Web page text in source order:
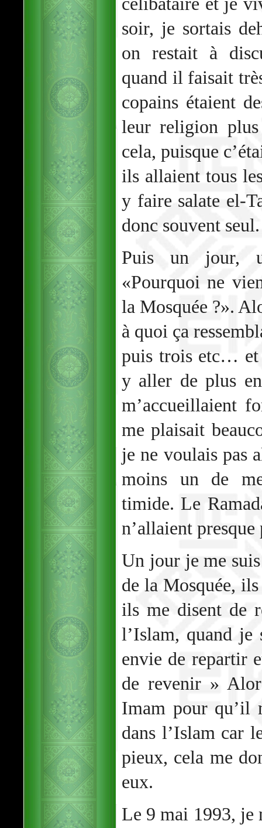
soir, je sortais
on restait à
quand il faisait
copains étaient
leur religion
cela, puisque
ils allaient tous
y faire salate el-
donc souvent seul.
Puis un jour,
«Pourquoi ne
la Mosquée ?».
à quoi ça
puis trois etc… et
y aller de plus
m’accueillaient
me plaisait
je ne voulais pas
moins un de
timide. Le
n’allaient
Un jour je me
de la Mosquée,
ils me disent de
l’Islam, quand je
envie de repartir
de revenir »
Imam pour qu’il
dans l’Islam car
pieux, cela me
eux.
Le 9 mai 1993, je